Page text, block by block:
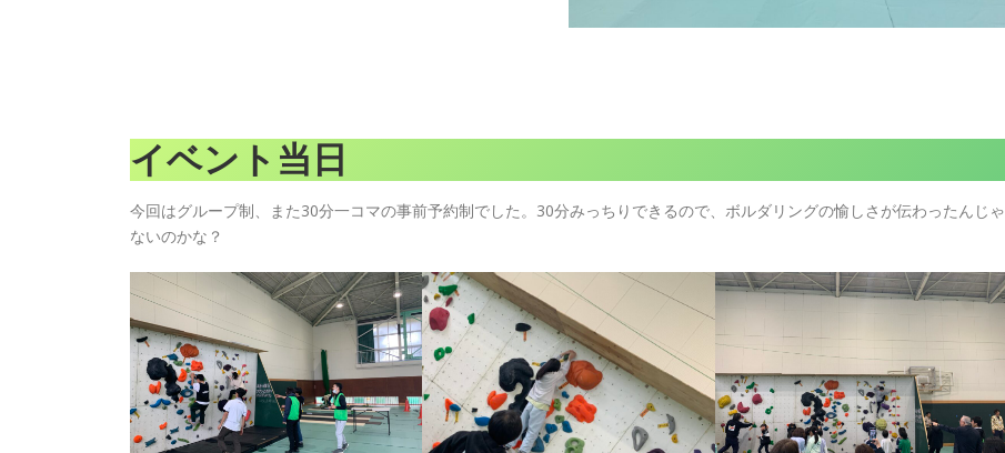
イベント当日
今回はグループ制、また30分一コマの事前予約制でした。30分みっちりできるので、ボルダリングの愉しさが伝わったんじゃ
ないのかな？